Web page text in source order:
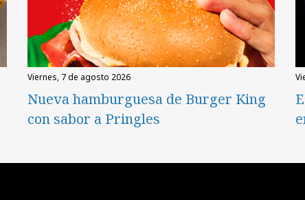
viernes, 7 de agosto 2026
Nueva hamburguesa de Burger King
con sabor a Pringles